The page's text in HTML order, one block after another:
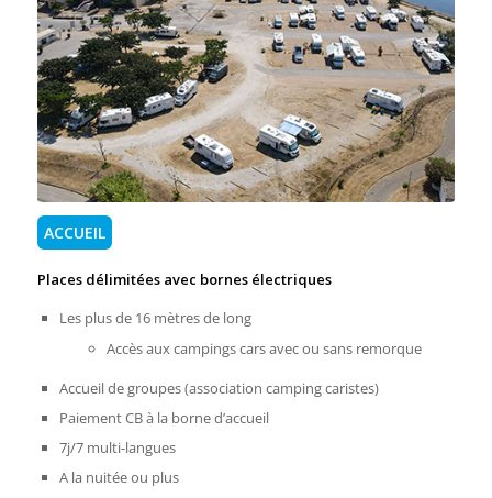
ACCUEIL
Places délimitées avec bornes électriques
Les plus de 16 mètres de long
Accès aux campings cars avec ou sans remorque
Accueil de groupes (association camping caristes)
Paiement CB à la borne d’accueil
7j/7 multi-langues
A la nuitée ou plus